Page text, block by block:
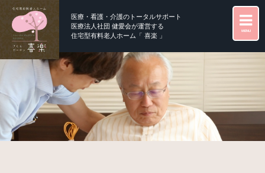
MENU
医療・看護・介護のトータルサポート
医療法人社団 健愛会が運営する
住宅型有料老人ホーム「 喜楽 」